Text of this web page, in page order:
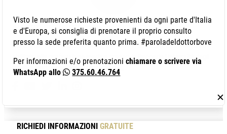
Autore: Dr. Pierfrancesco Bove
Sono il Dr. Pierfrancesco Bove, laureato in Medicina e Chirurgia ed
abilitato alla professione medica presso la Seconda Università degli
Studi di Napoli con il massimo dei voti.
RICHIEDI INFORMAZIONI GRATUITE
✕
Visto le numerose richieste provenienti da ogni parte d'Italia
e d'Europa, si consiglia di prenotare il proprio consulto
presso la sede preferita quanto prima. #paroladeldottorbove
Per informazioni e/o prenotazionichiamare o scrivere via
WhatsApp allo
375.60.46.764